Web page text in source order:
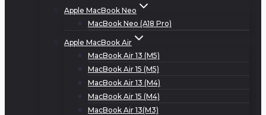
Apple MacBook Neo
MacBook Neo (A18 Pro)
Apple MacBook Air
MacBook Air 13 (M5)
MacBook Air 15 (M5)
MacBook Air 13 (M4)
MacBook Air 15 (M4)
MacBook Air 13(M3)